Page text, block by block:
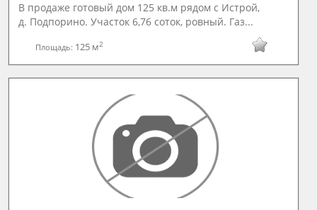
В продаже готовый дом 125 кв.м рядом с Истрой,
д. Подпорино. Участок 6,76 соток, ровный. Газ...
Площадь: 125 м2